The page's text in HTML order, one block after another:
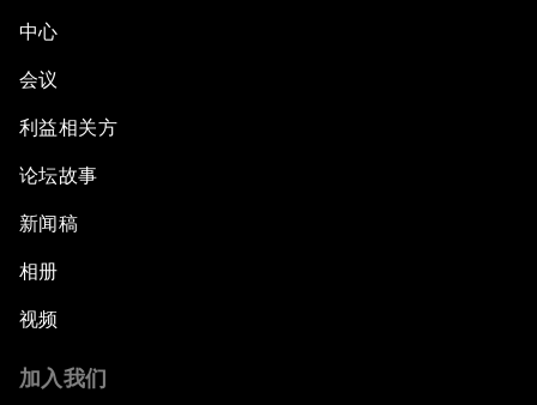
中心
会议
利益相关方
论坛故事
新闻稿
相册
视频
加入我们